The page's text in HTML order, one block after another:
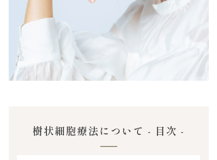
樹状細胞療法について - 目次 -